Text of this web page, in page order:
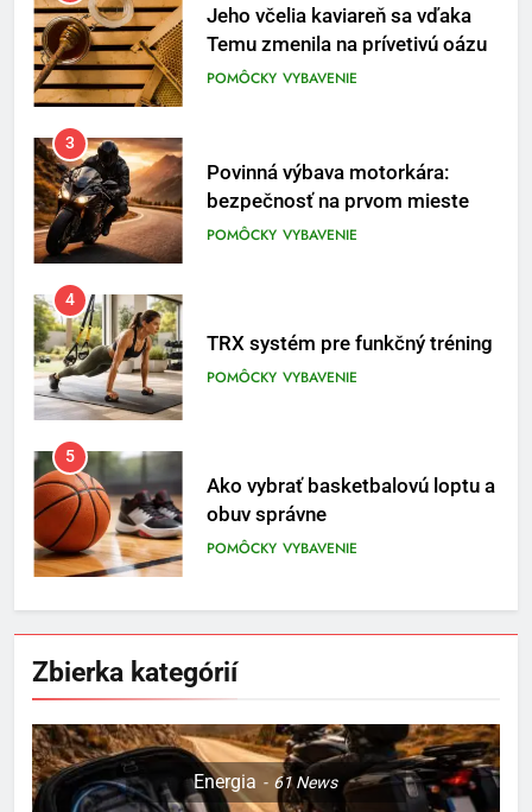
Jeho včelia kaviareň sa vďaka
Temu zmenila na prívetivú oázu
POMÔCKY VYBAVENIE
3
Povinná výbava motorkára:
bezpečnosť na prvom mieste
POMÔCKY VYBAVENIE
4
TRX systém pre funkčný tréning
POMÔCKY VYBAVENIE
5
Ako vybrať basketbalovú loptu a
obuv správne
POMÔCKY VYBAVENIE
6
Ako kombinovať rôzne
tréningové pomôcky
POMÔCKY
7
Zbierka kategórií
Energia 61News